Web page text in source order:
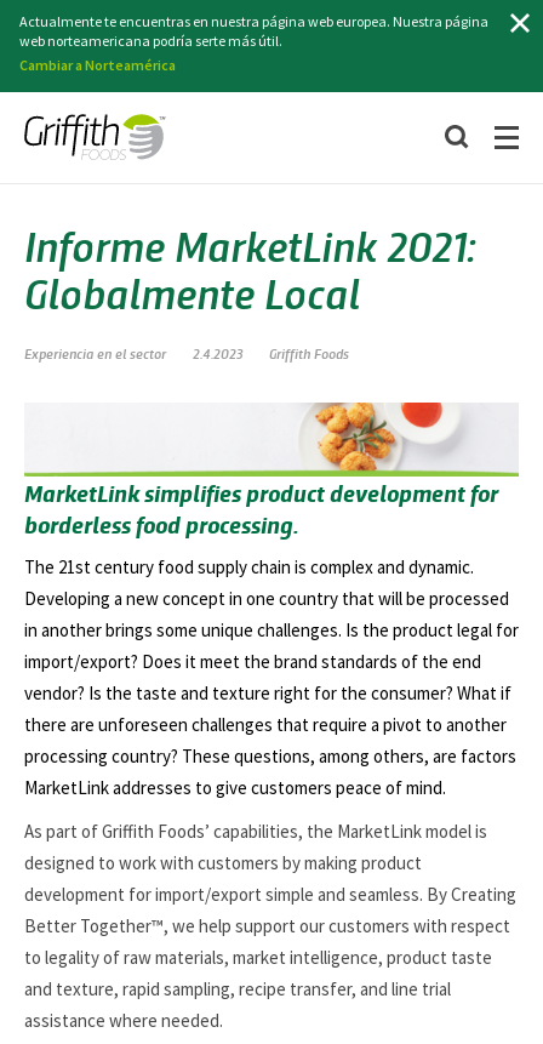
Actualmente te encuentras en nuestra página web europea. Nuestra página
web norteamericana podría serte más útil.
Cambiar a Norteamérica
Informe MarketLink 2021:
Globalmente Local
Experiencia en el sector 2.4.2023 Griffith Foods
MarketLink simplifies product development for
borderless food processing.
The 21st century food supply chain is complex and dynamic.
Developing a new concept in one country that will be processed
in another brings some unique challenges. Is the product legal for
import/export? Does it meet the brand standards of the end
vendor? Is the taste and texture right for the consumer? What if
there are unforeseen challenges that require a pivot to another
processing country? These questions, among others, are factors
MarketLink addresses to give customers peace of mind.
As part of Griffith Foods’ capabilities, the MarketLink model is
designed to work with customers by making product
development for import/export simple and seamless. By Creating
Better Together™, we help support our customers with respect
to legality of raw materials, market intelligence, product taste
and texture, rapid sampling, recipe transfer, and line trial
assistance where needed.